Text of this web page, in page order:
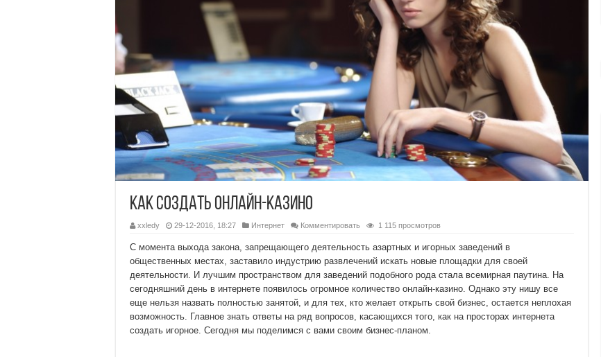
Как создать онлайн-казино
xxledy 29-12-2016, 18:27 Интернет Комментировать 1 115 просмотров
С момента выхода закона, запрещающего деятельность азартных и игорных заведений в
общественных местах, заставило индустрию развлечений искать новые площадки для своей
деятельности. И лучшим пространством для заведений подобного рода стала всемирная паутина. На
сегодняшний день в интернете появилось огромное количество онлайн-казино. Однако эту нишу все
еще нельзя назвать полностью занятой, и для тех, кто желает открыть свой бизнес, остается неплохая
возможность. Главное знать ответы на ряд вопросов, касающихся того, как на просторах интернета
создать игорное. Сегодня мы поделимся с вами своим бизнес-планом.